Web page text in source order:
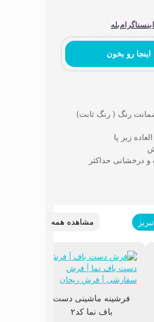
اینستاگرامبله
اینجا رو بخون
رنگ ( رنگ ثابت)
زیر پا
و درخشانی حداکثر
مشاهده همه
فرشینه ماشینی دست
باف نما کد۲